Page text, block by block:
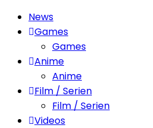
News
Games
Games
Anime
Anime
Film / Serien
Film / Serien
Videos